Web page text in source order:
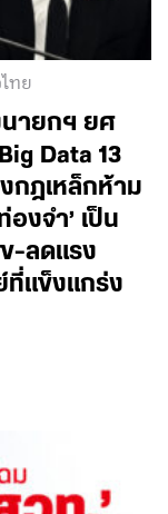
ทย
นายกฯ ยศ
Data 13
กฎเหล็กห้าม
งจำ’ เป็น
ข-ลดแรง
แข็งแกร่ง